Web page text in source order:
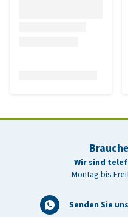
Wir sind
Montag bis
Senden Sie